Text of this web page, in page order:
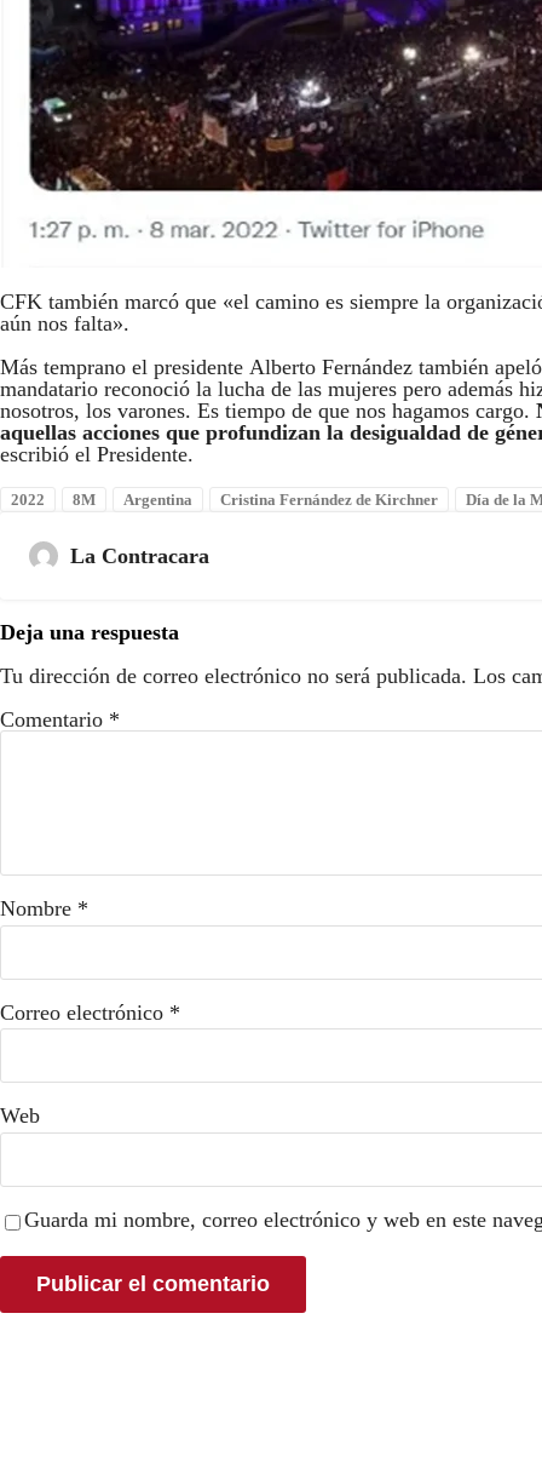
CFK también marcó que «el camino es siempre la
aún nos falta».
Más temprano el presidente Alberto Fernández también
mandatario reconoció la lucha de las mujeres pero además
nosotros, los varones. Es tiempo de que nos hagamos cargo.
aquellas acciones que profundizan la desigualdad de
escribió el Presidente.
2022 8M Argentina Cristina Fernández de Kirchner Día de la
La Contracara
Deja una respuesta
Tu dirección de correo electrónico no será publicada. Los
Comentario *
Nombre *
Correo electrónico *
Web
Guarda mi nombre, correo electrónico y web en este